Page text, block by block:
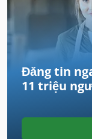
Đăng tin
11 triệu